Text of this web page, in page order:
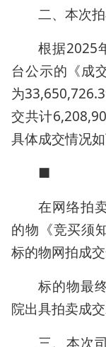
二、本次
根据2025
台公示的《成
为
交共计
具体成交情况如
■
在网络拍
的物《竞买须
标的物网拍成
标的物最
院出具拍卖成交
三、本次